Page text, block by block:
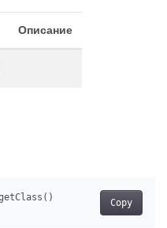
Описание
Copy